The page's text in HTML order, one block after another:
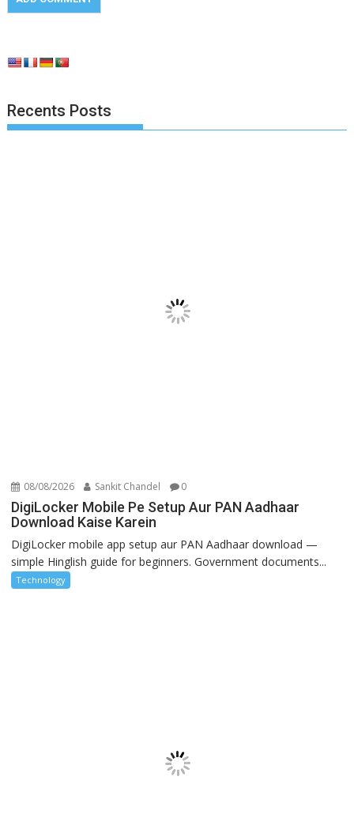
Recents Posts
08/08/2026 Sankit Chandel 0
DigiLocker Mobile Pe Setup Aur PAN Aadhaar
Download Kaise Karein
DigiLocker mobile app setup aur PAN Aadhaar download —
simple Hinglish guide for beginners. Government documents...
Technology